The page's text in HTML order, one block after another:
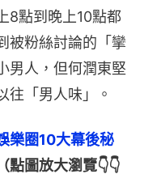
8點到晚上10點都
被粉絲討論的「攣
男人，但何潤東堅
往「男人味」。
樂圈10大幕後秘
（點圖放大瀏覽👇👇